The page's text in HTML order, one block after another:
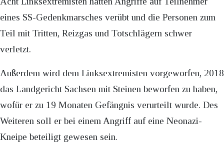
eines SS-Gedenkmarsches verübt und die Personen zum
Teil mit Tritten, Reizgas und Totschlägern schwer
verletzt.
Außerdem wird dem Linksextremisten vorgeworfen, 2018
das Landgericht Sachsen mit Steinen beworfen zu haben,
wofür er zu 19 Monaten Gefängnis verurteilt wurde. Des
Weiteren soll er bei einem Angriff auf eine Neonazi-
Kneipe beteiligt gewesen sein.